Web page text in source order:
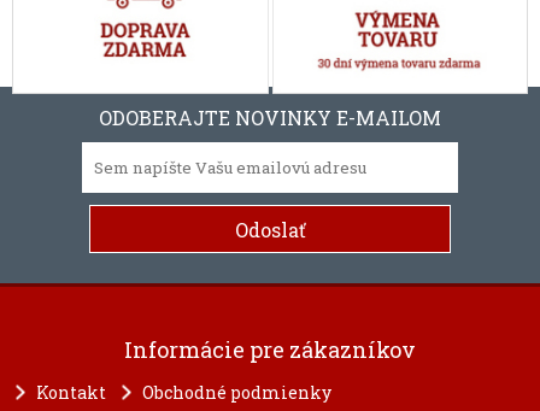
ODOBERAJTE NOVINKY E-MAILOM
Informácie pre zákazníkov
Kontakt
Obchodné podmienky